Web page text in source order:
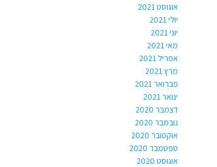
אוגוסט 2021
יולי 2021
יוני 2021
מאי 2021
אפריל 2021
מרץ 2021
פברואר 2021
ינואר 2021
דצמבר 2020
נובמבר 2020
אוקטובר 2020
ספטמבר 2020
אוגוסט 2020